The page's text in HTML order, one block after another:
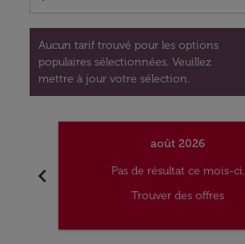
Aucun tarif trouvé pour les options
populaires sélectionnées. Veuillez
mettre à jour votre sélection.
chevron_left
août 2026
Pas de résultat ce mois-ci.
Trouver des offres